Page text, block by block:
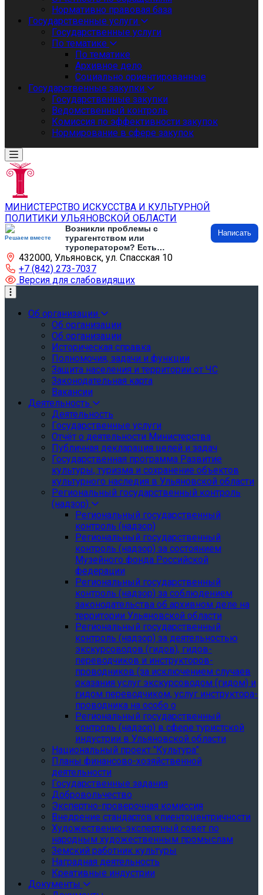
Нормативно правовая база
Государственные услуги
Государственные услуги
По тематике
По тематике
Архивное дело
Социально ориентированные
Государственные закупки
Государственные закупки
Ведомственный контроль
Комиссия по эффективности закупок
Нормирование в сфере закупок
МИНИСТЕРСТВО ИСКУССТВА И КУЛЬТУРНОЙ
ПОЛИТИКИ УЛЬЯНОВСКОЙ ОБЛАСТИ
Решаем вместе
Возникли проблемы с
турагентством или
туроператором? Есть
предложения по развитию
туризма и туристической
инфраструктуры? Напишите об
этом
Написать
432000, Ульяновск, ул. Спасская 10
+7 (842) 273-7037
Версия для слабовидящих
Об организации
Об организации
Об организации
Историческая справка
Полномочия, задачи и функции
Защита населения и территории от ЧС
Законодательная карта
Вакансии
Деятельность
Деятельность
Государственные услуги
Отчёт о деятельности Министерства
Публичная декларация целей и задач
Государственная программа Развитие
культуры, туризма и сохранение объектов
культурного наследия в Ульяновской области
Региональный государственный контроль
(надзор)
Региональный государственный
контроль (надзор)
Региональный государственный
контроль (надзор) за состоянием
Музейного фонда Российской
федерации
Региональный государственный
контроль (надзор) за соблюдением
законодательства об архивном деле на
территории Ульяновской области
Региональный государственный
контроль (надзор) за деятельностью
экскурсоводов (гидов), гидов-
переводчиков и инструкторов-
проводников (за исключением случаев
оказания услуг экскурсоводом (гидом) и
гидом переводчиком, услуг инструктора-
проводника на особо о
Региональный государственный
контроль (надзор) в сфере туристской
индустрии в Ульяновской области
Национальный проект "Культура"
Планы финансово-хозяйственной
деятельности
Государственные задания
Добровольчество
Экспертно-проверочная комиссия
Внедрение стандартов клиентоцентричности
Художественно-экспертный совет по
народным художественным промыслам
Земский работник культуры
Наградная деятельность
Креативные индустрии
Документы